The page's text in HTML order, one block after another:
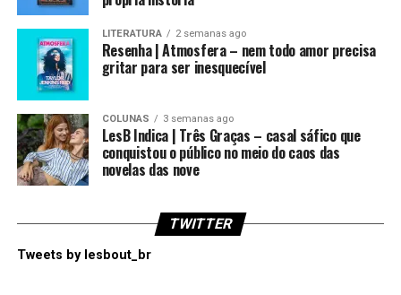
LITERATURA 2 semanas ago
Resenha | Atmosfera – nem todo amor precisa
gritar para ser inesquecível
COLUNAS 3 semanas ago
LesB Indica | Três Graças – casal sáfico que
conquistou o público no meio do caos das
novelas das nove
TWITTER
Tweets by lesbout_br